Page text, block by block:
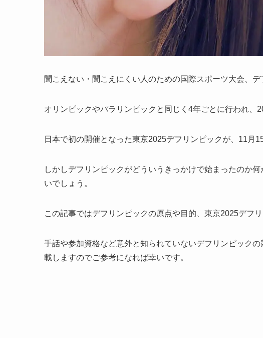
聞こえない・聞こえにくい人のための国際スポーツ大会、デ
オリンピックやパラリンピックと同じく4年ごとに行われ、
日本で初の開催となった東京2025デフリンピックが、11月
しかしデフリンピックがどういうきっかけで始まったのか
いでしょう。
この記事ではデフリンピックの原点や目的、東京2025デフ
手話や参加資格など意外と知られていないデフリンピック
載しますのでご参考になれば幸いです。